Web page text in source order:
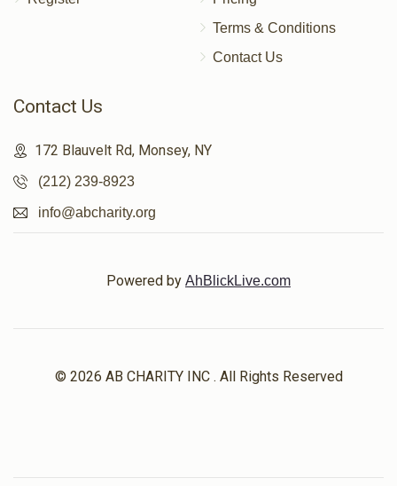
Terms & Conditions
Contact Us
Contact Us
172 Blauvelt Rd, Monsey, NY
(212) 239-8923
info@abcharity.org
Powered by AhBlickLive.com
© 2026 AB CHARITY INC . All Rights Reserved